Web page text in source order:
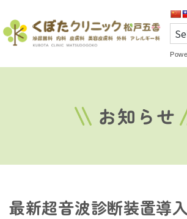
お知らせ
最新超音波診断装置導